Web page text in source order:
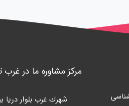
مرکز مشاوره ما در غرب
شهرك غرب بلوار دريا